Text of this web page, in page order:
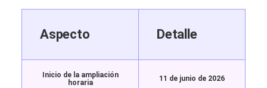
Aspecto Detalle
Inicio de la ampliación
horaria
11 de junio de 2026